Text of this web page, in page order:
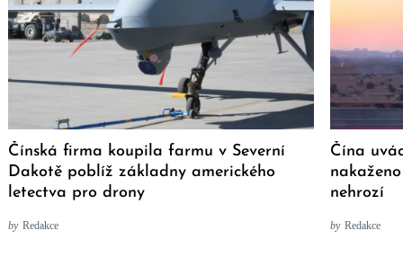
Čínská firma koupila farmu v Severní
Dakotě poblíž základny amerického
letectva pro drony
by Redakce
Čína
nehrozí
by Redakce